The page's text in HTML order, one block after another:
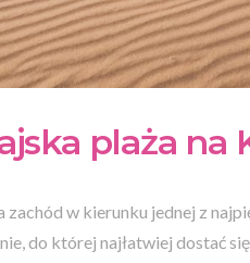
plaża na
zachód w kierunku jednej z
do której najłatwiej dostać